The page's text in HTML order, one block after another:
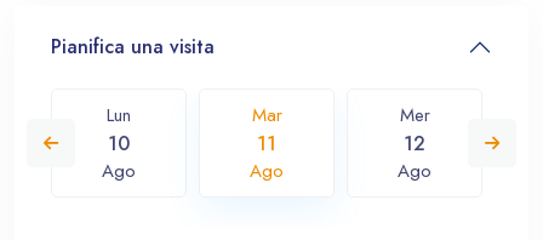
Pianifica una visita
Lun
10
Ago
Mar
11
Ago
Mer
12
Ago